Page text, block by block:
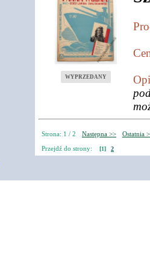
WYPRZEDANY
Strona: 1 / 2 Następna >>
Ostatnia
Przejdź do strony:
[1] 2